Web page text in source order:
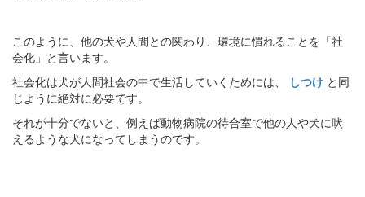
このように、他の犬や人間との関わり、環境に慣れることを「社
会化」と言います。
社会化は犬が人間社会の中で生活していくためには、
しつけ と同
じように絶対に必要です。
それが十分でないと、例えば動物病院の待合室で他の人や犬に吠
えるような犬になってしまうのです。